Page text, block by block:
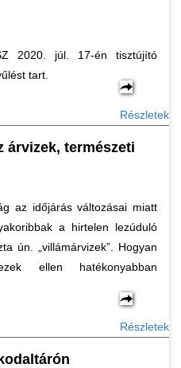
2020. júl. 17-én tisztújító
tart.
Részletek
árvizek, természeti
az időjárás változásai miatt
a hirtelen lezúduló
ún. „villámárvizek”. Hogyan
ellen hatékonyabban
Részletek